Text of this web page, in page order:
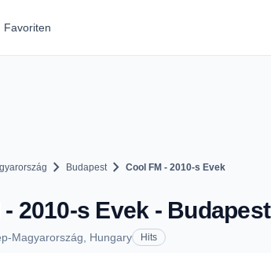
Favoriten
chevron_right Budapestchevron_right Cool FM - 2010-s Evek
- 2010-s Evek - Budapest
Magyarország, Hungary Hits